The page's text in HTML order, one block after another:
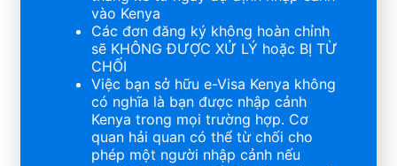
vào Kenya
Các đơn đăng ký không hoàn chỉnh
sẽ KHÔNG ĐƯỢC XỬ LÝ hoặc BỊ TỪ
CHỐI
Việc bạn sở hữu e-Visa Kenya không
có nghĩa là bạn được nhập cảnh
Kenya trong mọi trường hợp. Cơ
quan hải quan có thể từ chối cho
phép một người nhập cảnh nếu